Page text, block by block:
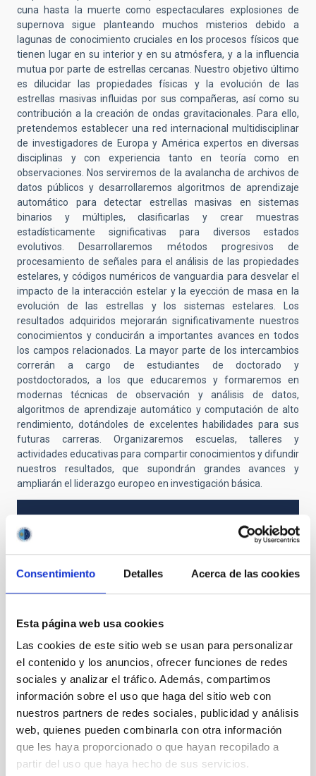
Consentimiento Detalles Acerca de las cookies
Esta página web usa cookies
Las cookies de este sitio web se usan para personalizar
el contenido y los anuncios, ofrecer funciones de redes
sociales y analizar el tráfico. Además, compartimos
información sobre el uso que haga del sitio web con
nuestros partners de redes sociales, publicidad y análisis
web, quienes pueden combinarla con otra información
que les haya proporcionado o que hayan recopilado a
partir del uso que haya hecho de sus servicios.
cuna hasta la muerte como espectaculares explosiones de
supernova sigue planteando muchos misterios debido a
lagunas de conocimiento cruciales en los procesos físicos que
tienen lugar en su interior y en su atmósfera, y a la influencia
mutua por parte de estrellas cercanas. Nuestro objetivo último
es dilucidar las propiedades físicas y la evolución de las
estrellas masivas influidas por sus compañeras, así como su
contribución a la creación de ondas gravitacionales. Para ello,
pretendemos establecer una red internacional multidisciplinar
de investigadores de Europa y América expertos en diversas
disciplinas y con experiencia tanto en teoría como en
observaciones. Nos serviremos de la avalancha de archivos de
datos públicos y desarrollaremos algoritmos de aprendizaje
automático para detectar estrellas masivas en sistemas
binarios y múltiples, clasificarlas y crear muestras
estadísticamente significativas para diversos estados
evolutivos. Desarrollaremos métodos progresivos de
procesamiento de señales para el análisis de las propiedades
estelares, y códigos numéricos de vanguardia para desvelar el
impacto de la interacción estelar y la eyección de masa en la
evolución de las estrellas y los sistemas estelares. Los
resultados adquiridos mejorarán significativamente nuestros
conocimientos y conducirán a importantes avances en todos
los campos relacionados. La mayor parte de los intercambios
correrán a cargo de estudiantes de doctorado y
postdoctorados, a los que educaremos y formaremos en
modernas técnicas de observación y análisis de datos,
algoritmos de aprendizaje automático y computación de alto
rendimiento, dotándoles de excelentes habilidades para sus
futuras carreras. Organizaremos escuelas, talleres y
actividades educativas para compartir conocimientos y difundir
nuestros resultados, que supondrán grandes avances y
ampliarán el liderazgo europeo en investigación básica.
EUROPEO
CONCEDIDA